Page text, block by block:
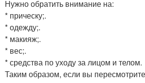
Нужно обратить внимание на:
* прическу;.
* одежду;.
* макияж;.
* вес;.
* средства по уходу за лицом и телом.
Таким образом, если вы